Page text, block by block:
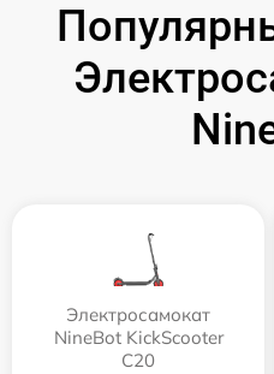
Электросамокат
NineBot KickScooter
C20